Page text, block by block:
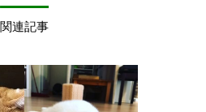
関連記事